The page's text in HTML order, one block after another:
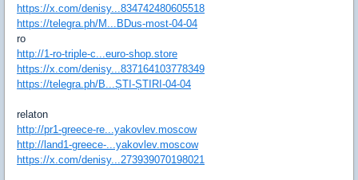
https://x.com/denisy...834742480605518
https://telegra.ph/M...BDus-most-04-04
ro
http://1-ro-triple-c...euro-shop.store
https://x.com/denisy...837164103778349
https://telegra.ph/B...ȘTI-ȘTIRI-04-04
relaton
http://pr1-greece-re...yakovlev.moscow
http://land1-greece-...yakovlev.moscow
https://x.com/denisy...273939070198021